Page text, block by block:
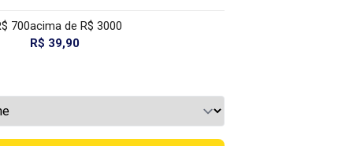
700acima de R$ 3000
R$ 39,90